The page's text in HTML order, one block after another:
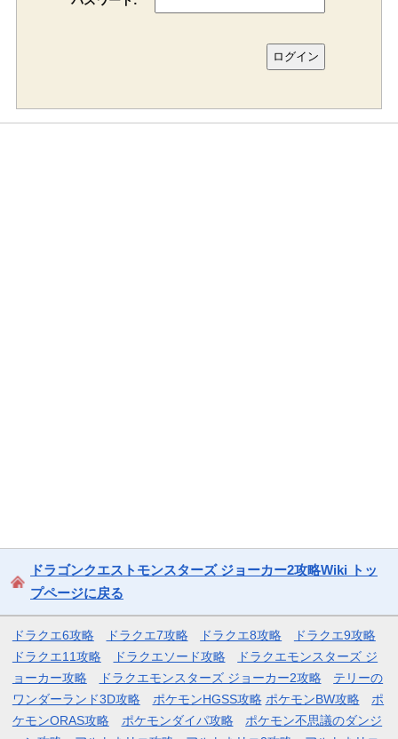
ドラゴンクエストモンスターズ ジョーカー2攻略Wiki トッ
プページに戻る
ドラクエ6攻略 ドラクエ7攻略 ドラクエ8攻略
ドラクエ9攻略
ドラクエ11攻略
ドラクエソード攻略
ドラクエモンスターズ ジ
ョーカー攻略
ドラクエモンスターズ ジョーカー2攻略
テリーの
ワンダーランド3D攻略
ポケモンHGSS攻略 ポケモンBW攻略
ポ
ケモンORAS攻略
ポケモンダイパ攻略
ポケモン不思議のダンジ